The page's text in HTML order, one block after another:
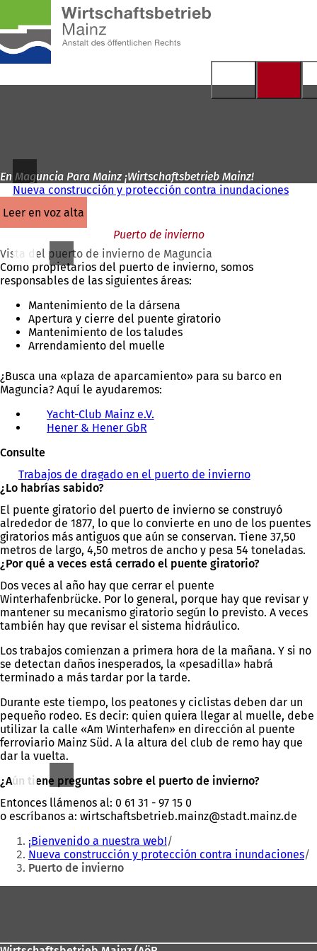
Saltar al contenido
página
de
inicio
En Maguncia Para Mainz ¡Wirtschaftsbetrieb Mainz!
Nueva construcción y protección contra inundaciones
leer en voz alta
Puerto de invierno
Vista del puerto de invierno de Maguncia
Como propietarios del puerto de invierno, somos
responsables de las siguientes áreas:
Mantenimiento de la dársena
Apertura y cierre del puente giratorio
Mantenimiento de los taludes
Arrendamiento del muelle
¿Busca una «plaza de aparcamiento» para su barco en
Maguncia? Aquí le ayudaremos:
Yacht-Club Mainz e.V.
r
e
n
u
n
a
u
e
v
a
e
s
t
a
ñ
a
)
Hener & Hener GbR
a
b
e
e
n
u
n
n
u
e
v
p
e
s
t
a
ñ
a
)
Consulte
Trabajos de dragado en el puerto de invierno(
a
b
r
e
e
u
n
u
e
p
e
s
t
a
¿Lo habrías sabido?
El puente giratorio del puerto de invierno se construyó
alrededor de 1877, lo que lo convierte en uno de los puentes
giratorios más antiguos que aún se conservan. Tiene 37,50
metros de largo, 4,50 metros de ancho y pesa 54 toneladas.
¿Por qué a veces está cerrado el puente giratorio?
Dos veces al año hay que cerrar el puente
Winterhafenbrücke. Por lo general, porque hay que revisar y
mantener su mecanismo giratorio según lo previsto. A veces
también hay que revisar el sistema hidráulico.
Los trabajos comienzan a primera hora de la mañana. Y si no
se detectan daños inesperados, la «pesadilla» habrá
terminado a más tardar por la tarde.
Durante este tiempo, los peatones y ciclistas deben dar un
pequeño rodeo. Es decir: quien quiera llegar al muelle, debe
utilizar la calle «Am Winterhafen» en dirección al puente
ferroviario Mainz Süd. A la altura del club de remo hay que
dar la vuelta.
¿Aún tiene preguntas sobre el puerto de invierno?
Entonces llámenos al: 0 61 31 - 97 15 0
o escríbanos a: wirtschaftsbetrieb.mainz stadt.mainz de
Estás
aquí:
¡Bienvenido a nuestra web!
Nueva construcción y protección contra inundaciones
Puerto de invierno